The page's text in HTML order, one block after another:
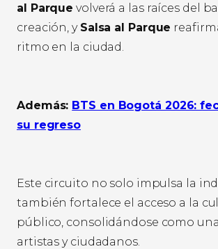
al Parque volverá a las raíces del
creación, y Salsa al Parque
ritmo en la ciudad.
Además: BTS en Bogotá 2026:
su regreso
Este circuito no solo impulsa la
también fortalece el acceso a la
público, consolidándose como
artistas y ciudadanos.